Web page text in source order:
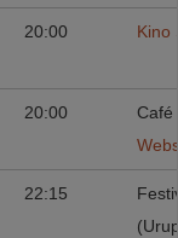
20:00 Kino
20:00
Café
22:15